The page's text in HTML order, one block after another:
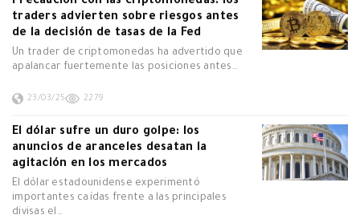
traders advierten sobre riesgos antes
de la decisión de tasas de la Fed
Un trader de criptomonedas ha advertido que
apalancar fuertemente las posiciones antes…
23/03/25 2279
El dólar sufre un duro golpe: los
anuncios de aranceles desatan la
agitación en los mercados
El dólar estadounidense experimentó
importantes caídas frente a las principales
divisas el…